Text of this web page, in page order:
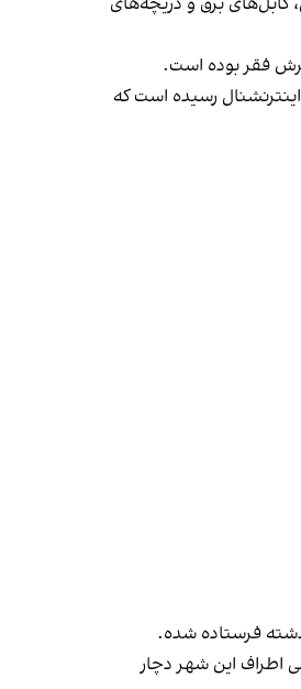
فقر بوده است.
رسیده است که
فرستاده شده.
که ۵۵۰ کیلومتر مربع مساحت تهران و نواحی اطراف این شهر دچار